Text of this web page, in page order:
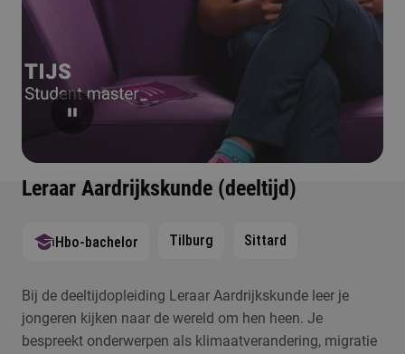
Leraar Aardrijkskunde (deeltijd)
Hbo-bachelor Tilburg Sittard
Bij de deeltijdopleiding Leraar Aardrijkskunde leer je
jongeren kijken naar de wereld om hen heen. Je
bespreekt onderwerpen als klimaatverandering, migratie